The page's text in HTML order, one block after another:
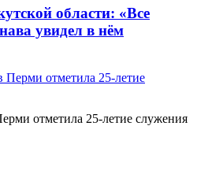
области: «Все
увидел в нём
отметила 25-летие служения